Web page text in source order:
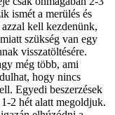
ismét a merülés és
kell kezdenünk,
szükség van egy
visszatöltésére.
még több, ami
hogy nincs
Egyedi beszerzések
2 hét alatt megoldjuk.